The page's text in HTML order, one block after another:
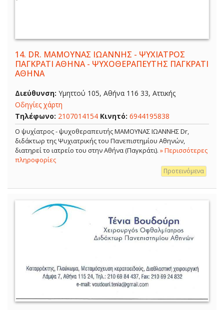
14. DR. ΜΑΜΟΥΝΑΣ ΙΩΑΝΝΗΣ - ΨΥΧΙΑΤΡΟΣ
ΠΑΓΚΡΑΤΙ ΑΘΗΝΑ - ΨΥΧΟΘΕΡΑΠΕΥΤΗΣ ΠΑΓΚΡΑΤΙ
ΑΘΗΝΑ
Διεύθυνση: Υμηττού 105, Αθήνα 116 33, Αττικής
Οδηγίες χάρτη
Τηλέφωνο: 2107014154 Κινητό: 6944195838
Ο ψυχίατρος - ψυχοθεραπευτής ΜΑΜΟΥΝΑΣ ΙΩΑΝΝΗΣ Dr,
διδάκτωρ της Ψυχιατρικής του Πανεπιστημίου Αθηνών,
διατηρεί το ιατρείο του στην Αθήνα (Παγκράτι). » Περισσότερες
πληροφορίες
Προτεινόμενα